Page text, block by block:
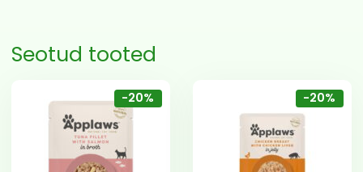
Seotud tooted
-20% -20%